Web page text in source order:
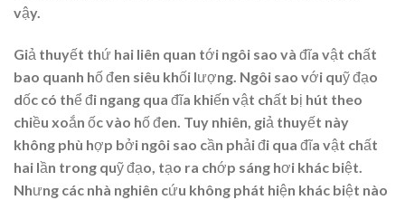
vậy.
Giả thuyết thứ hai liên quan tới ngôi sao và đĩa vật chất
bao quanh hố đen siêu khối lượng. Ngôi sao với quỹ đạo
dốc có thể đi ngang qua đĩa khiến vật chất bị hút theo
chiều xoắn ốc vào hố đen. Tuy nhiên, giả thuyết này
không phù hợp bởi ngôi sao cần phải đi qua đĩa vật chất
hai lần trong quỹ đạo, tạo ra chớp sáng hơi khác biệt.
Nhưng các nhà nghiên cứu không phát hiện khác biệt nào